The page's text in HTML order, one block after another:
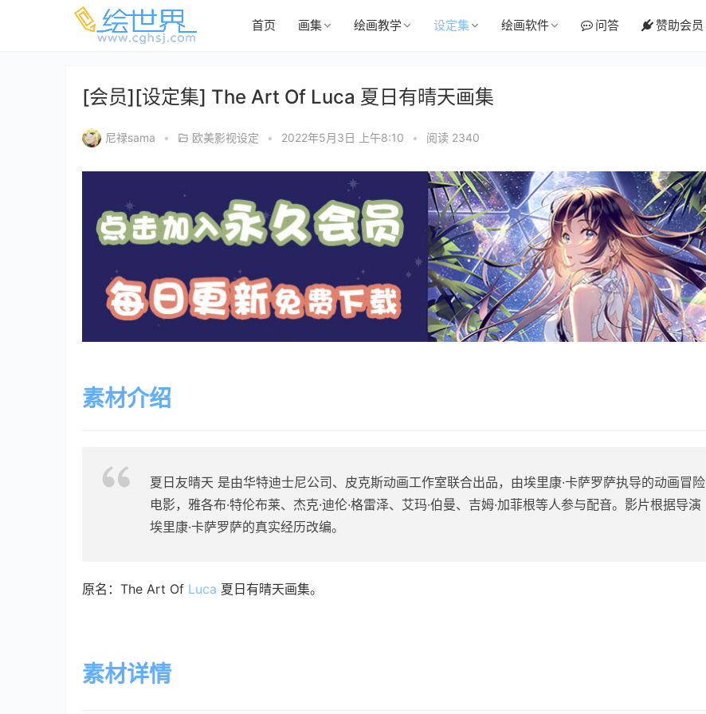
首页 画集 绘画教学 设定集 绘画软件 问答 赞助会员
[会员][设定集] The Art Of Luca 夏日有晴天画集
尼禄sama • 欧美影视设定 • 2022年5月3日 上午8:10 • 阅读 2340
素材介绍
夏日友晴天 是由华特迪士尼公司、皮克斯动画工作室联合出品，由埃里康·卡萨罗萨执导的动画冒险
电影，雅各布·特伦布莱、杰克·迪伦·格雷泽、艾玛·伯曼、吉姆·加菲根等人参与配音。影片根据导演
埃里康·卡萨罗萨的真实经历改编。
原名：The Art Of Luca 夏日有晴天画集。
素材详情